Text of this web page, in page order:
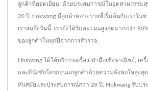
ลูกค้าที่ยอดเยี่ยม. ด้วยประสบการณ์ในอุตสาหกรรม
20 ปี Hokwang มีลูกค้าหลายรายที่เริ่มต้นกับเราใน
เราจนถึงวันนี้. เรายังได้รับคะแนนสูงสุดมากกว่า
ของลูกค้าในทุกปีจากการสำรวจ.
Hokwang ได้ให้บริการเครื่องเป่ามือเชิงพาณิชย์, เค
และที่นั่งชักโครกอุ่นแก่ลูกค้าด้วยความพึงพอใจสูงสุ
ทันสมัยและประสบการณ์กว่า 28 ปี, Hokwang รับปร